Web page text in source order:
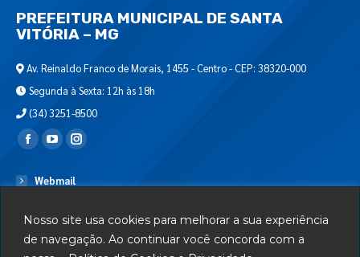
Nosso site usa cookies para melhorar a sua experiência
de navegação. Ao continuar você concorda com a
PREFEITURA MUNICIPAL DE SANTA
VITÓRIA – MG
Av. Reinaldo Franco de Morais, 1455 - Centro - CEP: 38320-000
Segunda à Sexta: 12h às 18h
(34) 3251-8500
Encontre-nos em:
Webmail
Serviços